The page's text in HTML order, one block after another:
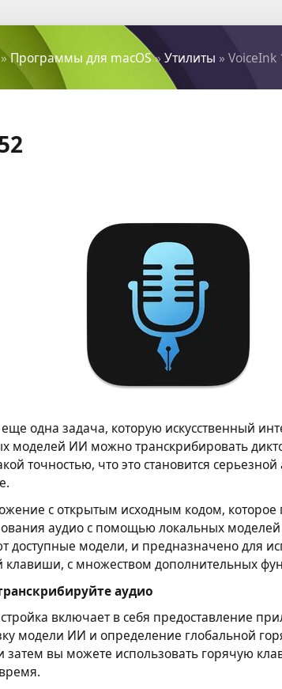
»Программы для macOS» Утилиты » VoiceInk
одна задача, которую искусственный
ИИ можно транскрибировать
точностью, что это становится
с открытым исходным кодом, которое
аудио с помощью локальных
доступные модели, и предназначено для
клавиши, с множеством дополнительных
аудио
включает в себя предоставление
модели ИИ и определение глобальной
затем вы можете использовать горячую